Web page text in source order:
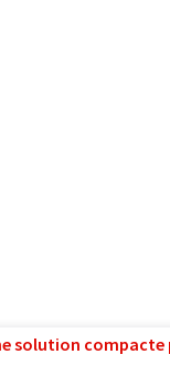
solution